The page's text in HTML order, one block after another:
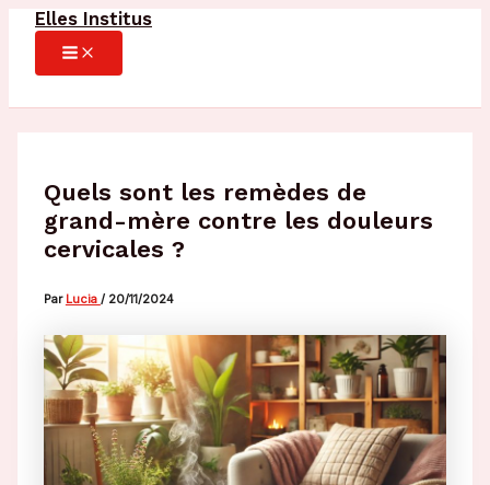
Aller
contenu
Elles Institus
MAIN
MENU
Quels sont les remèdes de
grand-mère contre les douleurs
cervicales ?
Par Lucia / 20/11/2024